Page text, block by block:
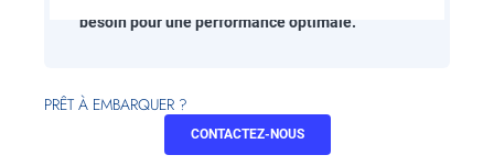
besoin pour une performance optimale.
PRÊT À EMBARQUER ?
CONTACTEZ-NOUS